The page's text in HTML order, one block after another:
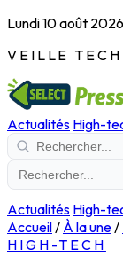
Lundi 10 août 2026
VEILLE
Actualités High-
Actualités High-
Accueil/ À la une/
HIGH-TECH